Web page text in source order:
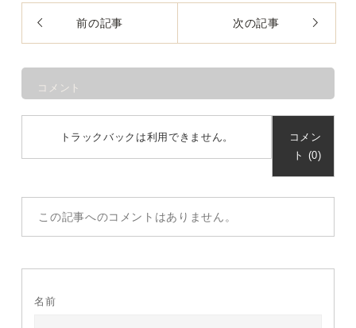
前の記事 次の記事
コメント
トラックバックは利用できません。
コメン
ト (0)
この記事へのコメントはありません。
名前